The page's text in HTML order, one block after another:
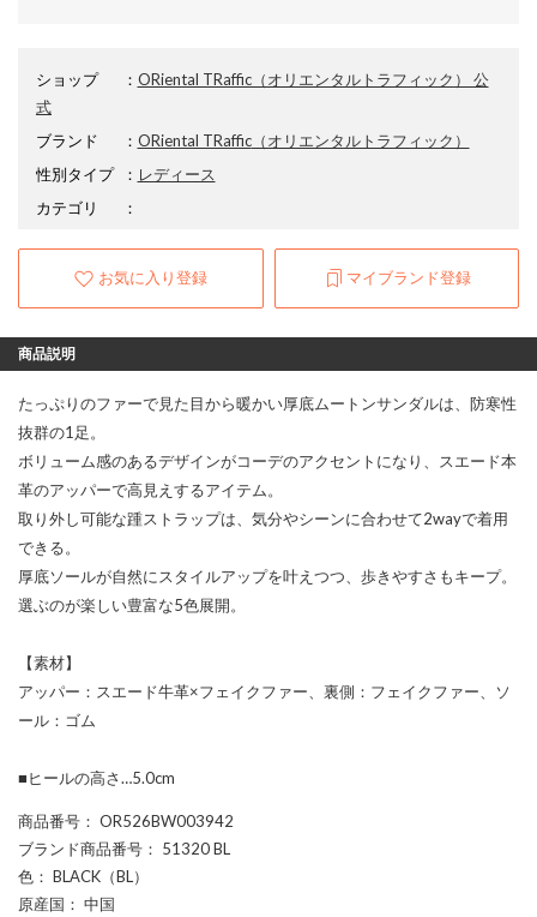
ショップ ： ORiental TRaffic（オリエンタルトラフィック） 公
式
ブランド
： ORiental TRaffic（オリエンタルトラフィック）
性別タイプ
： レディース
カテゴリ
：
お気に入り登録 マイブランド登録
商品説明
たっぷりのファーで見た目から暖かい厚底ムートンサンダルは、防寒性
抜群の1足。
ボリューム感のあるデザインがコーデのアクセントになり、スエード本
革のアッパーで高見えするアイテム。
取り外し可能な踵ストラップは、気分やシーンに合わせて2wayで着用
できる。
厚底ソールが自然にスタイルアップを叶えつつ、歩きやすさもキープ。
選ぶのが楽しい豊富な5色展開。
【素材】
アッパー：スエード牛革×フェイクファー、裏側：フェイクファー、ソ
ール：ゴム
■ヒールの高さ…5.0cm
商品番号 ： OR526BW003942
ブランド商品番号 ： 51320 BL
色 ： BLACK（BL）
原産国 ： 中国